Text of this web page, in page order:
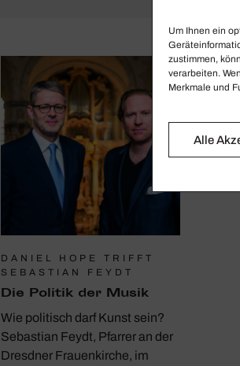
Um Ihnen ein
zustimmen,
verarbeiten.
Merkmale und
Alle
DANIEL HOPE TRIFFT
SEBASTIAN FEYDT
Die Politik der Musik
Wie politisch darf Kunst sein?
Sebastian Feydt, Pfarrer an der
Dresdner Frauenkirche, im